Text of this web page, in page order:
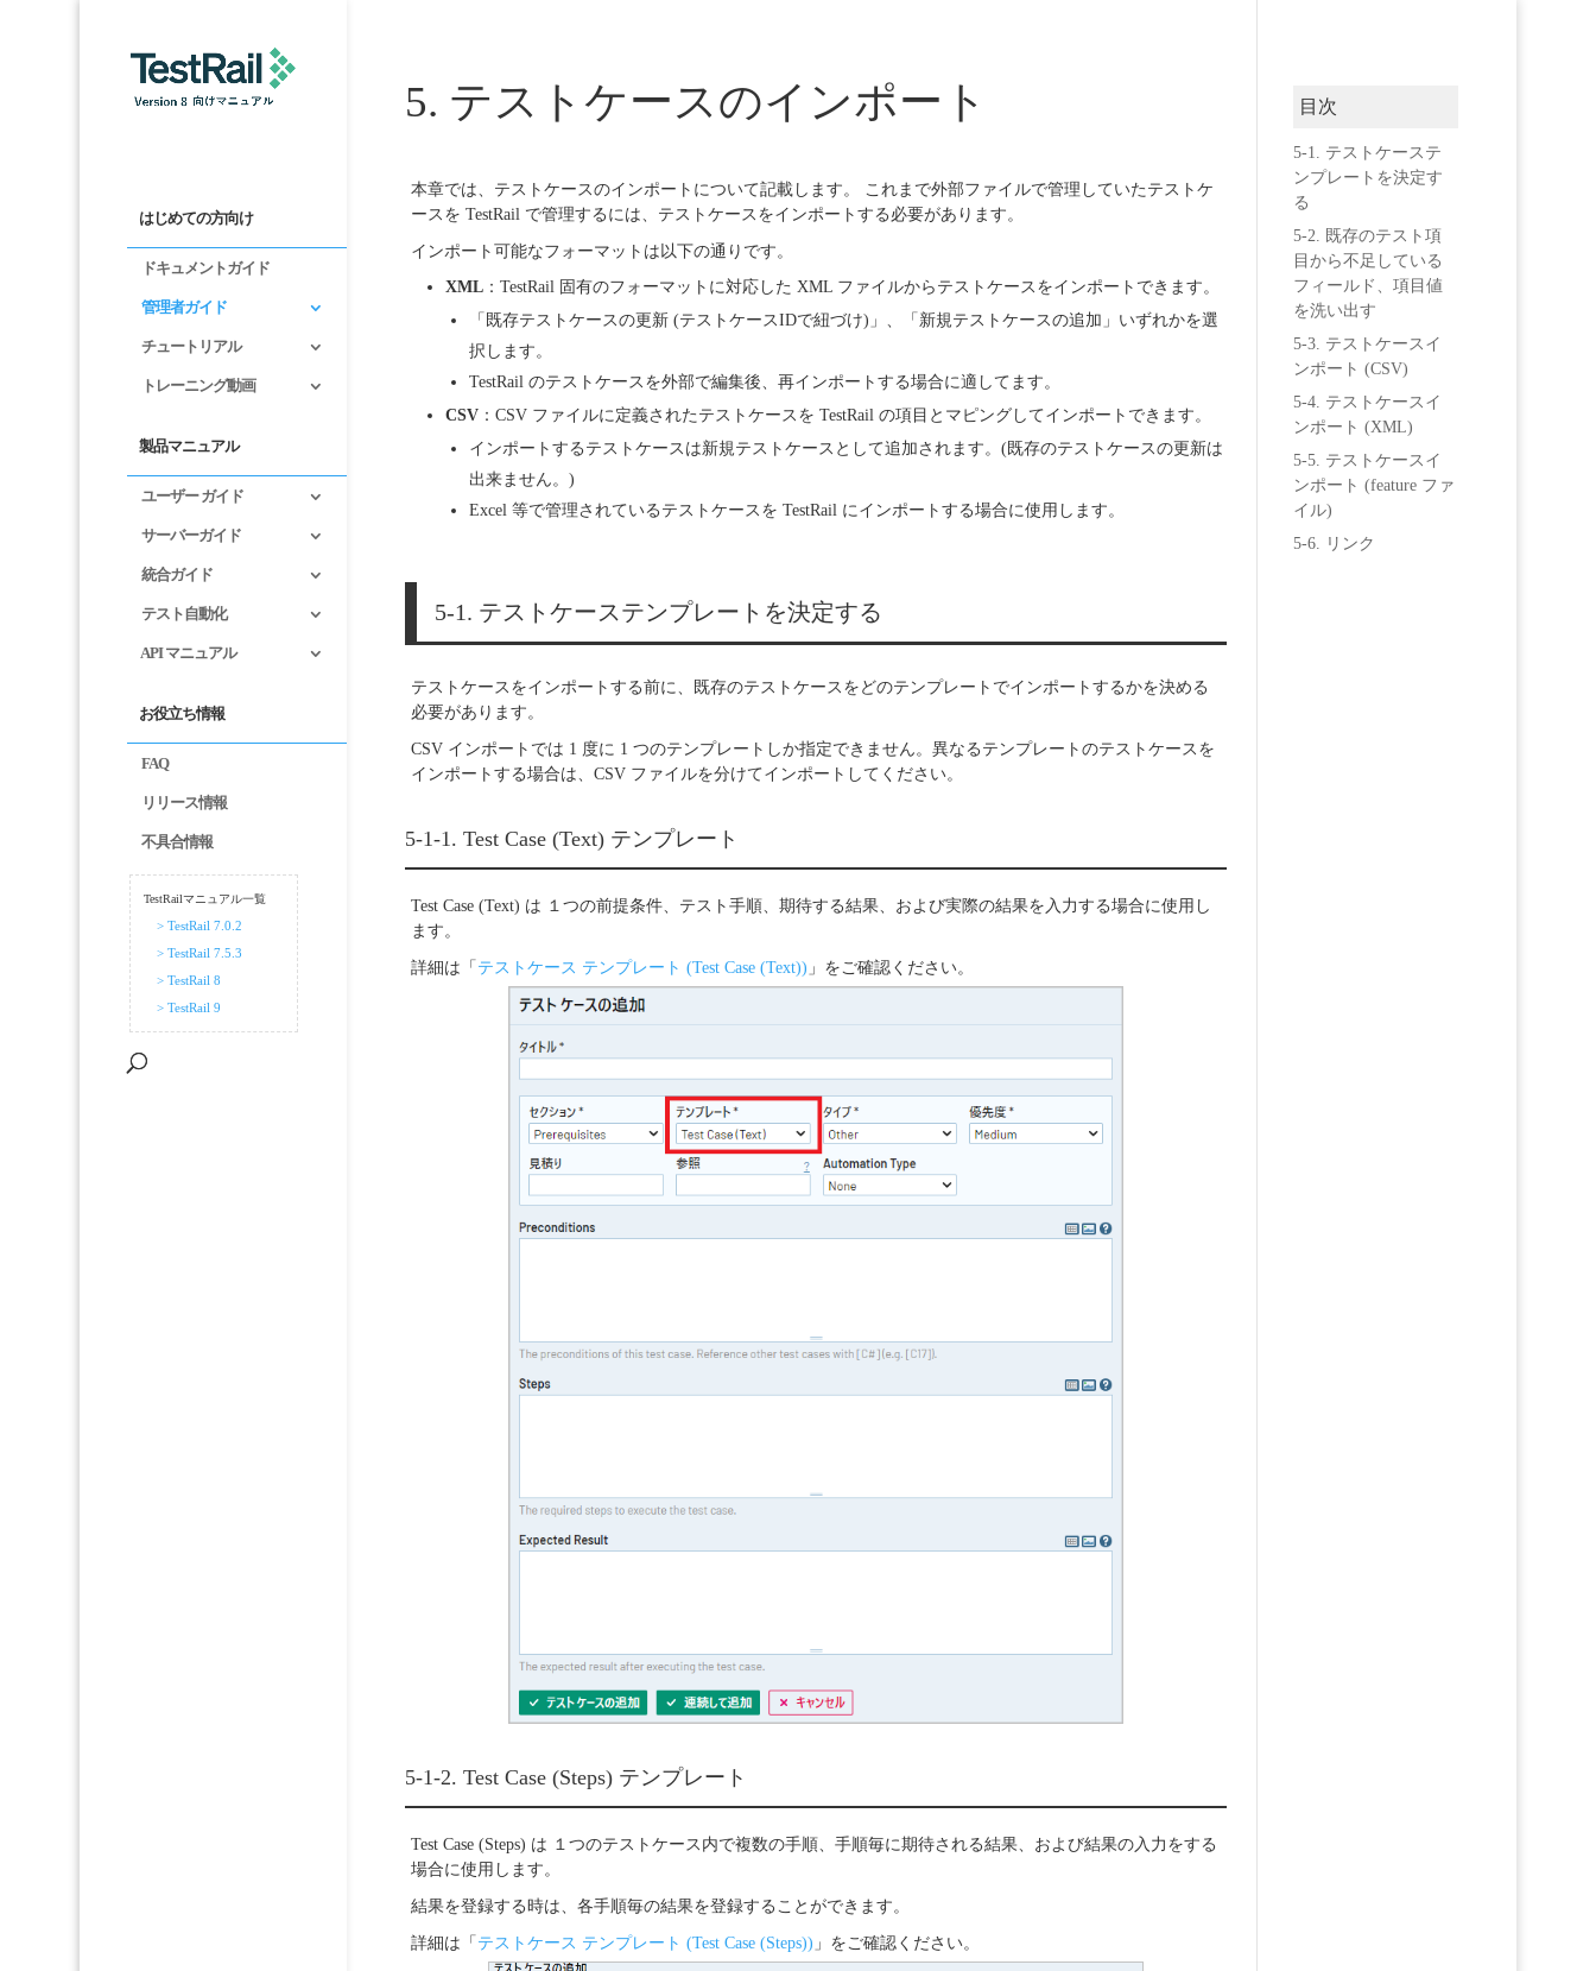
はじめての方向け
ドキュメントガイド
管理者ガイド
チュートリアル
トレーニング動画
製品マニュアル
ユーザー ガイド
サーバーガイド
統合ガイド
テスト自動化
API マニュアル
お役立ち情報
FAQ
リリース情報
不具合情報
TestRailマニュアル一覧
> TestRail 7.0.2
> TestRail 7.5.3
> TestRail 8
> TestRail 9
5. テストケースのインポート
本章では、テストケースのインポートについて記載します。 これまで外部ファイルで管理していたテストケ
ースを TestRail で管理するには、テストケースをインポートする必要があります。
インポート可能なフォーマットは以下の通りです。
XML ：TestRail 固有のフォーマットに対応した XML ファイルからテストケースをインポートできます。
「既存テストケースの更新 (テストケースIDで紐づけ)」、「新規テストケースの追加」いずれかを選
択します。
TestRail のテストケースを外部で編集後、再インポートする場合に適してます。
CSV ：CSV ファイルに定義されたテストケースを TestRail の項目とマピングしてインポートできます。
インポートするテストケースは新規テストケースとして追加されます。(既存のテストケースの更新は
出来ません。)
Excel 等で管理されているテストケースを TestRail にインポートする場合に使用します。
5-1. テストケーステンプレートを決定する
テストケースをインポートする前に、既存のテストケースをどのテンプレートでインポートするかを決める
必要があります。
CSV インポートでは 1 度に 1 つのテンプレートしか指定できません。異なるテンプレートのテストケースを
インポートする場合は、CSV ファイルを分けてインポートしてください。
5-1-1. Test Case (Text) テンプレート
Test Case (Text) は １つの前提条件、テスト手順、期待する結果、および実際の結果を入力する場合に使用し
ます。
詳細は「 テストケース テンプレート (Test Case (Text)) 」をご確認ください。
5-1-2. Test Case (Steps) テンプレート
Test Case (Steps) は １つのテストケース内で複数の手順、手順毎に期待される結果、および結果の入力をする
場合に使用します。
結果を登録する時は、各手順毎の結果を登録することができます。
詳細は「 テストケース テンプレート (Test Case (Steps)) 」をご確認ください。
目次
5-1. テストケーステ
ンプレートを決定す
る
5-2. 既存のテスト項
目から不足している
フィールド、項目値
を洗い出す
5-3. テストケースイ
ンポート (CSV)
5-4. テストケースイ
ンポート (XML)
5-5. テストケースイ
ンポート (feature ファ
イル)
5-6. リンク